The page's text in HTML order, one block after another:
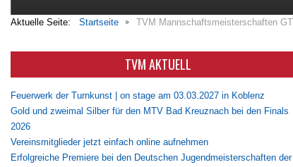
Aktuelle Seite: Startseite TVM Mannschaftsmeisterschaften
TVM AKTUELL
Feuerwerk der Turnkunst | on stage am 03.03.2027 in Koblenz
Gold und zweimal Silber für den MTV Bad Kreuznach bei den Finals
2026
Vereinsmitglieder jetzt einfach online aufnehmen
Erfolgreiche Premiere bei den Deutschen Jugendmeisterschaften der